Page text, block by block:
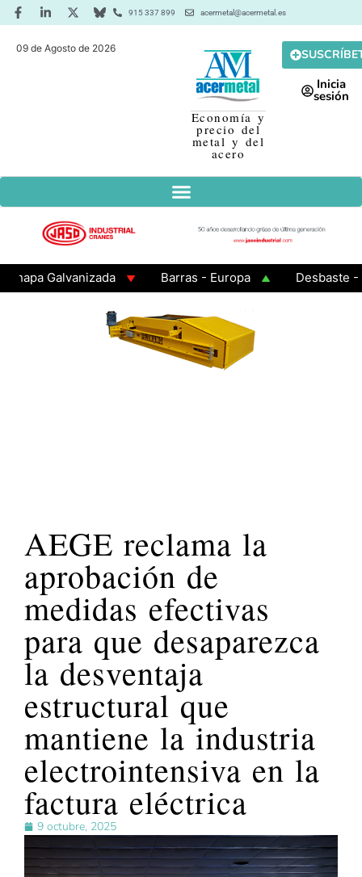
915 337 899 acermetal@acermetal.es
09 de Agosto de 2026
Economía y
precio del
metal y del
acero
Inicia
sesión
Galvanizada Barras - Europa
Desbaste - Asia
AEGE reclama la
aprobación de
medidas efectivas
para que desaparezca
la desventaja
estructural que
mantiene la industria
electrointensiva en la
factura eléctrica
9 octubre, 2025